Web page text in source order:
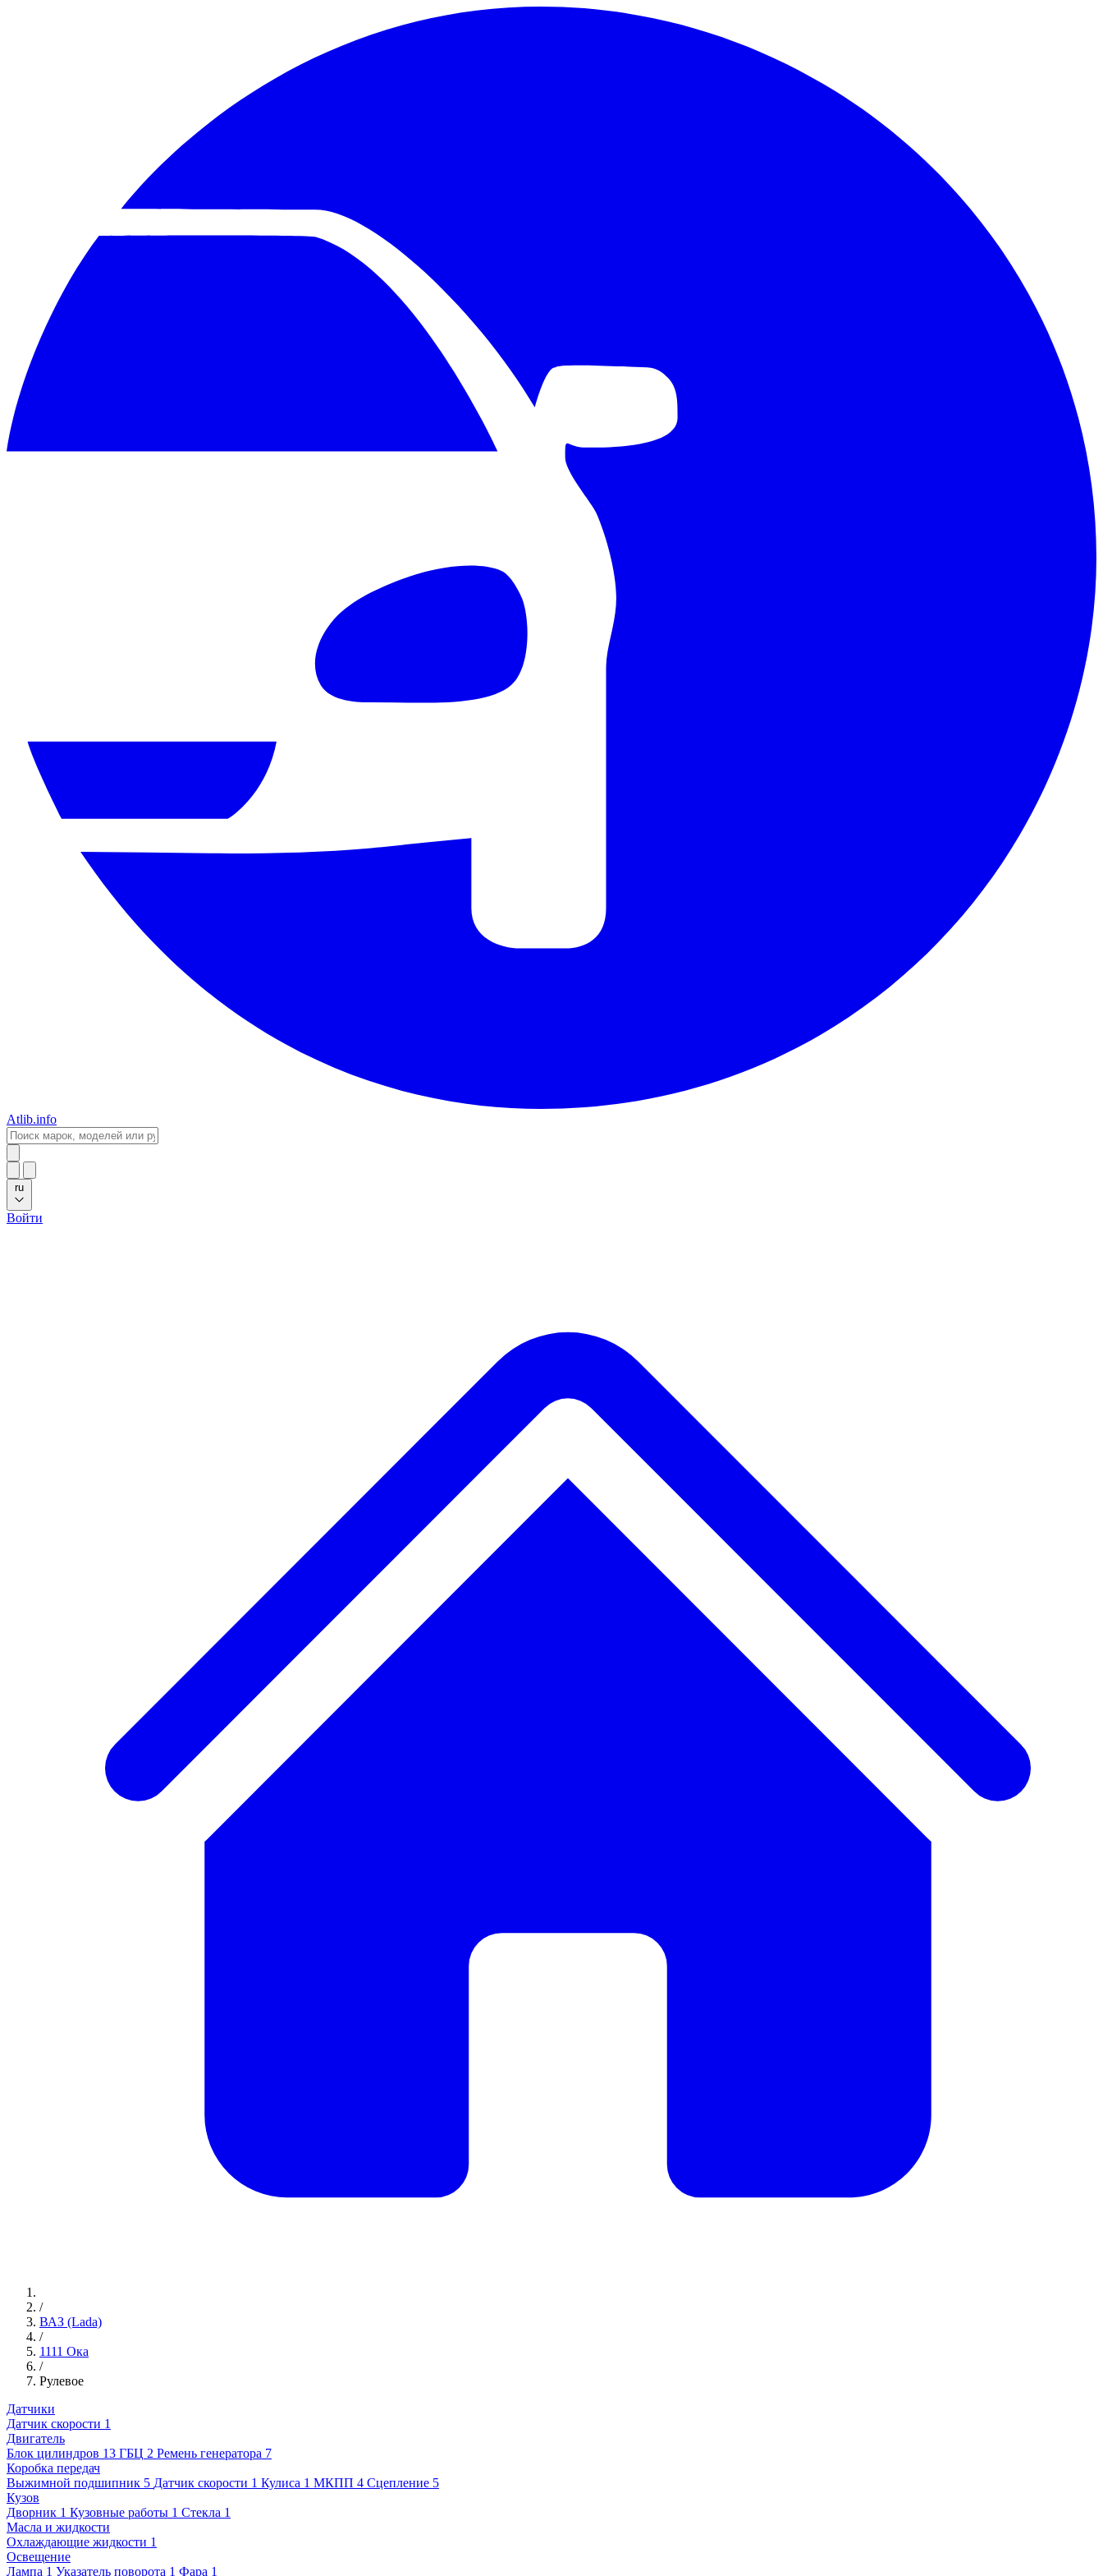
Atlib.info
ru
Войти
/
ВАЗ (Lada)
/
1111 Ока
/
Рулевое
Датчики
Датчик скорости 1
Двигатель
Блок цилиндров 13 ГБЦ 2 Ремень генератора 7
Коробка передач
Выжимной подшипник 5 Датчик скорости 1 Кулиса 1 МКПП 4 Сцепление 5
Кузов
Дворник 1 Кузовные работы 1 Стекла 1
Масла и жидкости
Охлаждающие жидкости 1
Освещение
Лампа 1 Указатель поворота 1 Фара 1